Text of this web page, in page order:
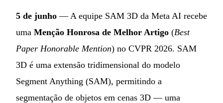
5 de junho — A equipe SAM 3D da Meta AI recebe
uma Menção Honrosa de Melhor Artigo (Best
Paper Honorable Mention) no CVPR 2026. SAM
3D é uma extensão tridimensional do modelo
Segment Anything (SAM), permitindo a
segmentação de objetos em cenas 3D — uma